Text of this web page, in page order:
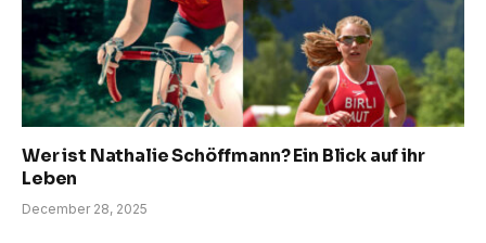
Wer ist Nathalie Schöffmann? Ein Blick auf ihr
Leben
December 28, 2025